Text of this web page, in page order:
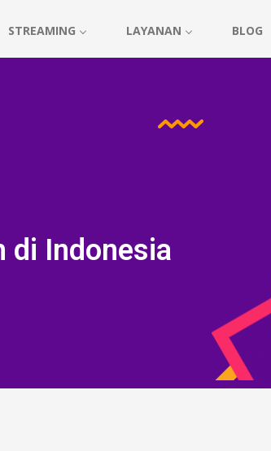
STREAMING LAYANAN BLOG
di Indonesia